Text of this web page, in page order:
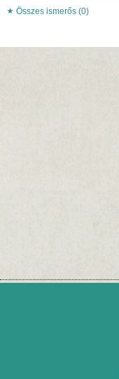
Összes ismerős (0)